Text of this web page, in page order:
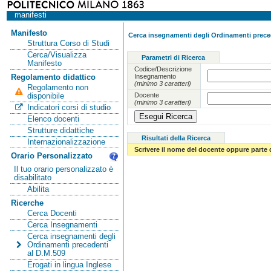
manifesti
Manifesto
Struttura Corso di Studi
Cerca/Visualizza
Manifesto
Regolamento didattico
Regolamento non
disponibile
Indicatori corsi di studio
Elenco docenti
Strutture didattiche
Internazionalizzazione
Orario Personalizzato
Il tuo orario personalizzato è
disabilitato
Abilita
Ricerche
Cerca Docenti
Cerca Insegnamenti
Cerca insegnamenti degli
Ordinamenti precedenti
al D.M.509
Erogati in lingua Inglese
Cerca insegnamenti degli Ordinamenti
Parametri di Ricerca
Codice/Descrizione
Insegnamento
(minimo 3 caratteri)
Docente
(minimo 3 caratteri)
Risultati della Ricerca
Scrivere il nome del docente oppure